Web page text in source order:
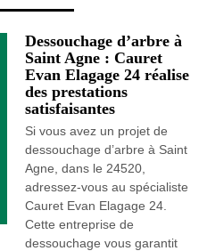
Dessouchage d’arbre à
Saint Agne : Cauret
Evan Elagage 24 réalise
des prestations
satisfaisantes
Si vous avez un projet de
dessouchage d’arbre à Saint
Agne, dans le 24520,
adressez-vous au spécialiste
Cauret Evan Elagage 24.
Cette entreprise de
dessouchage vous garantit